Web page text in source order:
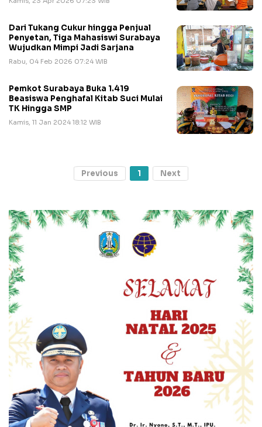
Dari Tukang Cukur hingga Penjual
Penyetan, Tiga Mahasiswi Surabaya
Wujudkan Mimpi Jadi Sarjana
Rabu, 04 Feb 2026 07:24 WIB
Pemkot Surabaya Buka 1.419
Beasiswa Penghafal Kitab Suci Mulai
TK Hingga SMP
Kamis, 11 Jan 2024 18:12 WIB
Previous 1 Next